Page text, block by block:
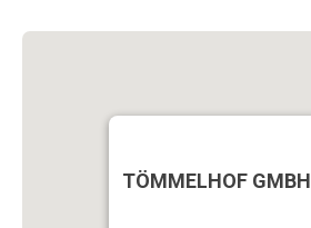
TÖMMELHOF GMBH